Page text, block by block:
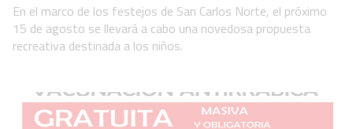
En el marco de los festejos de San Carlos Norte, el próximo
15 de agosto se llevará a cabo una novedosa propuesta
recreativa destinada a los niños.